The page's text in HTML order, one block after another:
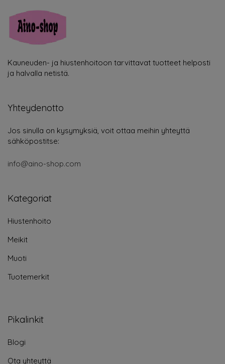
Kauneuden- ja hiustenhoitoon tarvittavat tuotteet helposti
ja halvalla netistä.
Yhteydenotto
Jos sinulla on kysymyksiä, voit ottaa meihin yhteyttä
sähköpostitse:
info@aino-shop.com
Kategoriat
Hiustenhoito
Meikit
Muoti
Tuotemerkit
Pikalinkit
Blogi
Ota yhteyttä